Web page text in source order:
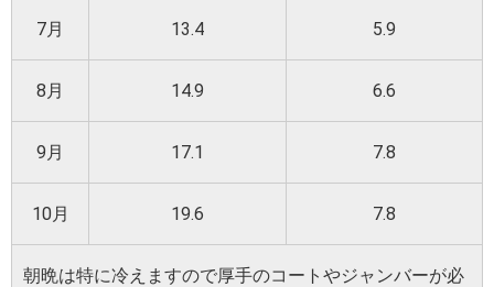
7月 13.4 5.9
8月 14.9 6.6
9月 17.1 7.8
10月 19.6 7.8
朝晩は特に冷えますので厚手のコートやジャンバーが必